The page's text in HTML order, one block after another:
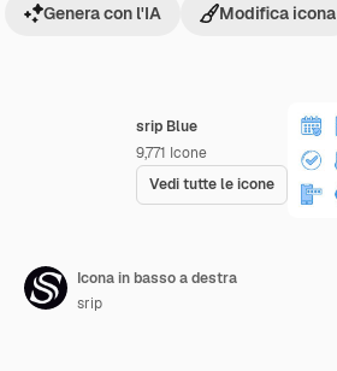
srip Blue
9,771 Icone
Vedi tutte le icone
Genera con l'IA Modifica icona
Icona in basso a destra
srip